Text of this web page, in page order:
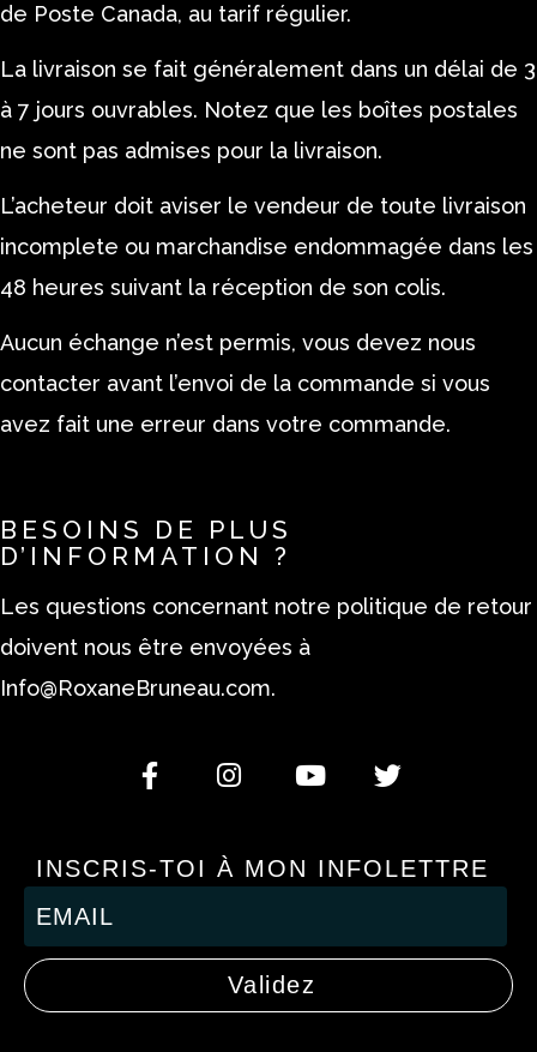
de Poste Canada, au tarif régulier.
La livraison se fait généralement dans un délai de 3
à 7 jours ouvrables. Notez que les boîtes postales
ne sont pas admises pour la livraison.
L’acheteur doit aviser le vendeur de toute livraison
incomplete ou marchandise endommagée dans les
48 heures suivant la réception de son colis.
Aucun échange n’est permis, vous devez nous
contacter avant l’envoi de la commande si vous
avez fait une erreur dans votre commande.
BESOINS DE PLUS
D’INFORMATION ?
Les questions concernant notre politique de retour
doivent nous être envoyées à
Info@RoxaneBruneau.com.
INSCRIS-TOI À MON INFOLETTRE
Validez